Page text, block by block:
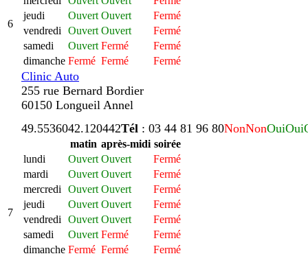
6
jeudi
Ouvert Ouvert
Fermé
vendredi
Ouvert Ouvert
Fermé
samedi
Ouvert Fermé
Fermé
dimanche Fermé Fermé Fermé
Clinic Auto
255 rue Bernard Bordier
60150 Longueil Annel
7
49.5536042.120442Tél : 03 44 81 96 80NonNonOuiOui
matin après-midi soirée
lundi
Ouvert Ouvert
Fermé
mardi
Ouvert Ouvert
Fermé
mercredi
Ouvert Ouvert
Fermé
jeudi
Ouvert Ouvert
Fermé
vendredi
Ouvert Ouvert
Fermé
samedi
Ouvert Fermé
Fermé
dimanche Fermé Fermé Fermé